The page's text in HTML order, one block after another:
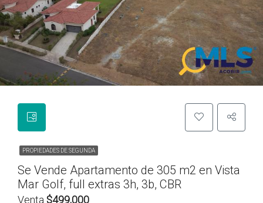
PROPIEDADES DE SEGUNDA
Se Vende Apartamento de 305 m2 en Vista
Mar Golf, full extras 3h, 3b, CBR
Venta $499,000